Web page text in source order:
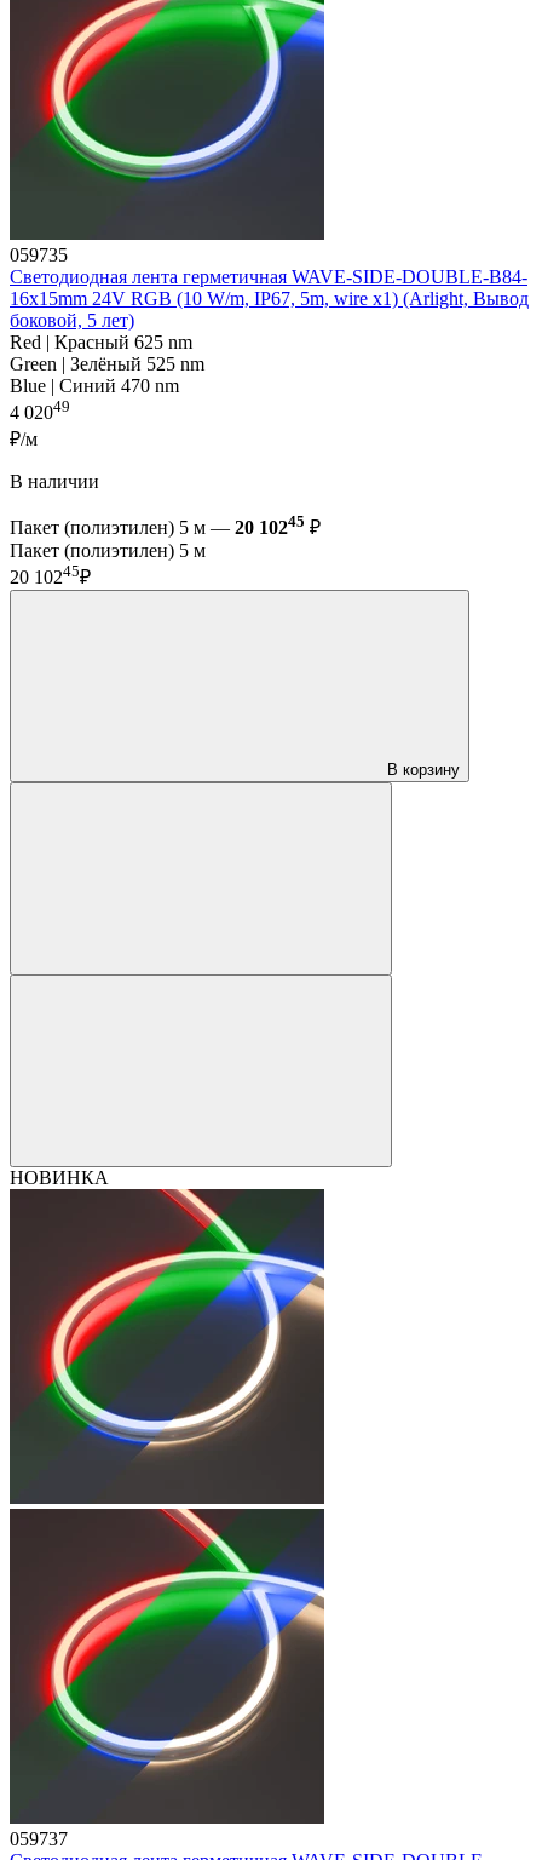
059735
Светодиодная лента герметичная WAVE-SIDE-DOUBLE-B84-
16x15mm 24V RGB (10 W/m, IP67, 5m, wire x1) (Arlight, Вывод
боковой, 5 лет)
Red | Красный 625 nm
Green | Зелёный 525 nm
Blue | Синий 470 nm
4 02049
₽/м
В наличии
Пакет (полиэтилен) 5 м — 20 10245 ₽
Пакет (полиэтилен) 5 м
20 10245₽
В корзину
НОВИНКА
059737